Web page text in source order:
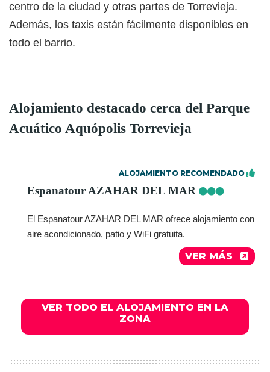
centro de la ciudad y otras partes de Torrevieja.
Además, los taxis están fácilmente disponibles en
todo el barrio.
Alojamiento destacado cerca del Parque
Acuático Aquópolis Torrevieja
ALOJAMIENTO RECOMENDADO
Espanatour AZAHAR DEL MAR
El Espanatour AZAHAR DEL MAR ofrece alojamiento con
aire acondicionado, patio y WiFi gratuita.
VER MÁS
VER TODO EL ALOJAMIENTO EN LA
ZONA